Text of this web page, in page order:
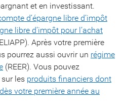
et en investissant.
d’épargne libre d’impôt
libre d’impôt pour l’achat
Après votre première
pourrez aussi ouvrir un régime
(REER). Vous pouvez
les produits financiers dont
votre première année au